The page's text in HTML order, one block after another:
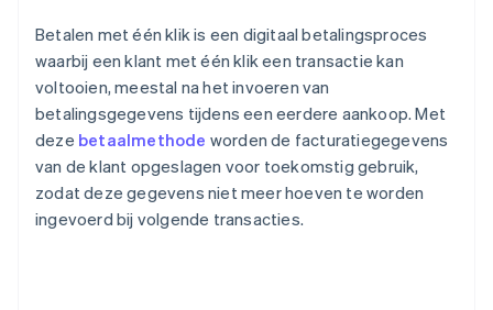
Betalen met één klik is een digitaal betalingsproces
waarbij een klant met één klik een transactie kan
voltooien, meestal na het invoeren van
betalingsgegevens tijdens een eerdere aankoop. Met
deze betaalmethode worden de facturatiegegevens
van de klant opgeslagen voor toekomstig gebruik,
zodat deze gegevens niet meer hoeven te worden
ingevoerd bij volgende transacties.